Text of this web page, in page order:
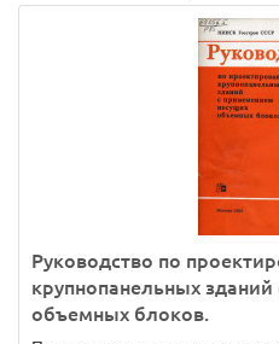
Руководство по
крупнопанельных
объемных блоков.